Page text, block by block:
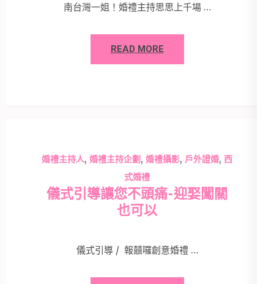
南台灣一姐！婚禮主持思思上千場 …
READ MORE
婚禮主持人, 婚禮主持企劃 , 婚禮攝影, 戶外證婚, 西
式婚禮
儀式引導讓您不頭痛-迎娶闖關
也可以
儀式引導 / 報囍囉創意婚禮 …